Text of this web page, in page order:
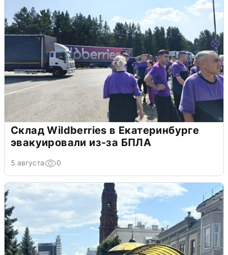
Склад Wildberries в Екатеринбурге
эвакуировали из-за БПЛА
5 августа 0